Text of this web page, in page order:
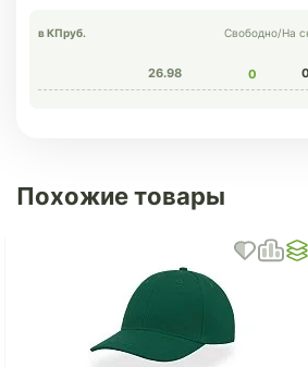
в КПруб. Свободно/На
26.98 0 0
Похожие товары